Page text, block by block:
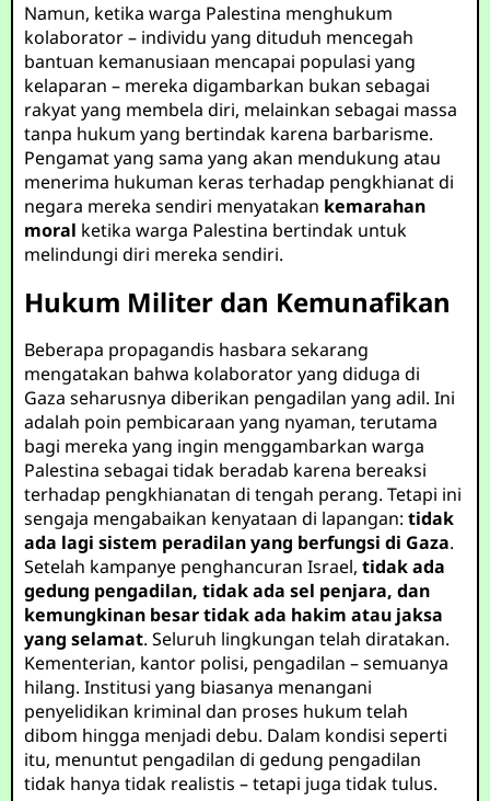
Namun, ketika warga Palestina menghukum
kolaborator – individu yang dituduh mencegah
bantuan kemanusiaan mencapai populasi yang
kelaparan – mereka digambarkan bukan sebagai
rakyat yang membela diri, melainkan sebagai massa
tanpa hukum yang bertindak karena barbarisme.
Pengamat yang sama yang akan mendukung atau
menerima hukuman keras terhadap pengkhianat di
negara mereka sendiri menyatakan kemarahan
moral ketika warga Palestina bertindak untuk
melindungi diri mereka sendiri.
Hukum Militer dan Kemunafikan
Beberapa propagandis hasbara sekarang
mengatakan bahwa kolaborator yang diduga di
Gaza seharusnya diberikan pengadilan yang adil. Ini
adalah poin pembicaraan yang nyaman, terutama
bagi mereka yang ingin menggambarkan warga
Palestina sebagai tidak beradab karena bereaksi
terhadap pengkhianatan di tengah perang. Tetapi ini
sengaja mengabaikan kenyataan di lapangan:tidak
ada lagi sistem peradilan yang berfungsi di Gaza.
Setelah kampanye penghancuran Israel,tidak ada
gedung pengadilan, tidak ada sel penjara, dan
kemungkinan besar tidak ada hakim atau jaksa
yang selamat. Seluruh lingkungan telah diratakan.
Kementerian, kantor polisi, pengadilan – semuanya
hilang. Institusi yang biasanya menangani
penyelidikan kriminal dan proses hukum telah
dibom hingga menjadi debu. Dalam kondisi seperti
itu, menuntut pengadilan di gedung pengadilan
tidak hanya tidak realistis – tetapi juga tidak tulus.